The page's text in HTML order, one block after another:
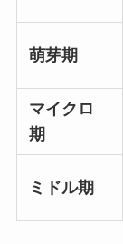
萌芽期
マイクロ
期
ミドル期